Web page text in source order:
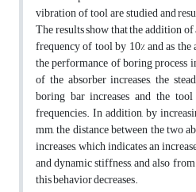
vibration of tool are studied and
The results show that the addition
frequency of tool by 10% and as
the performance of boring process
of the absorber increases, the
boring bar increases and the
frequencies. In addition, by
mm, the distance between the two
increases, which indicates an
and dynamic stiffness, and also
this behavior decreases.